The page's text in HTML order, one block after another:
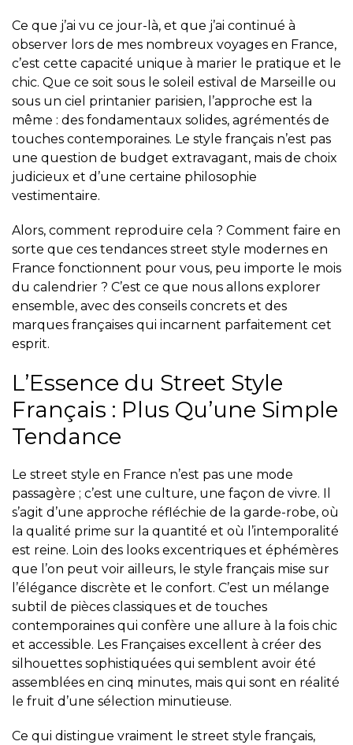
Ce que j’ai vu ce jour-là, et que j’ai continué à
observer lors de mes nombreux voyages en France,
c’est cette capacité unique à marier le pratique et le
chic. Que ce soit sous le soleil estival de Marseille ou
sous un ciel printanier parisien, l’approche est la
même : des fondamentaux solides, agrémentés de
touches contemporaines. Le style français n’est pas
une question de budget extravagant, mais de choix
judicieux et d’une certaine philosophie
vestimentaire.
Alors, comment reproduire cela ? Comment faire en
sorte que ces tendances street style modernes en
France fonctionnent pour vous, peu importe le mois
du calendrier ? C’est ce que nous allons explorer
ensemble, avec des conseils concrets et des
marques françaises qui incarnent parfaitement cet
esprit.
L’Essence du Street Style
Français : Plus Qu’une Simple
Tendance
Le street style en France n’est pas une mode
passagère ; c’est une culture, une façon de vivre. Il
s’agit d’une approche réfléchie de la garde-robe, où
la qualité prime sur la quantité et où l’intemporalité
est reine. Loin des looks excentriques et éphémères
que l’on peut voir ailleurs, le style français mise sur
l’élégance discrète et le confort. C’est un mélange
subtil de pièces classiques et de touches
contemporaines qui confère une allure à la fois chic
et accessible. Les Françaises excellent à créer des
silhouettes sophistiquées qui semblent avoir été
assemblées en cinq minutes, mais qui sont en réalité
le fruit d’une sélection minutieuse.
Ce qui distingue vraiment le street style français,